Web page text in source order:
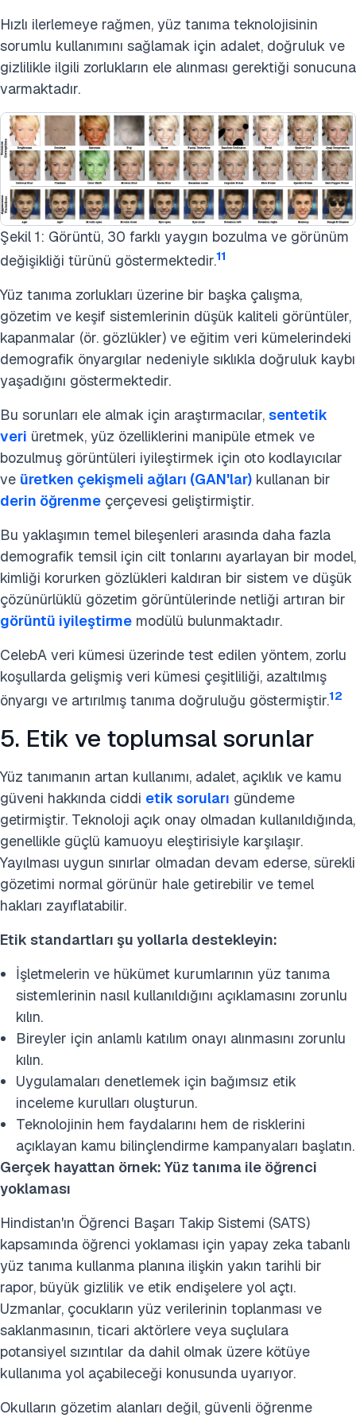
Hızlı ilerlemeye rağmen, yüz tanıma teknolojisinin
sorumlu kullanımını sağlamak için adalet, doğruluk ve
gizlilikle ilgili zorlukların ele alınması gerektiği sonucuna
varmaktadır.
Şekil 1: Görüntü, 30 farklı yaygın bozulma ve görünüm
değişikliği türünü göstermektedir.11
Yüz tanıma zorlukları üzerine bir başka çalışma,
gözetim ve keşif sistemlerinin düşük kaliteli görüntüler,
kapanmalar (ör. gözlükler) ve eğitim veri kümelerindeki
demografik önyargılar nedeniyle sıklıkla doğruluk kaybı
yaşadığını göstermektedir.
Bu sorunları ele almak için araştırmacılar, sentetik
veri üretmek, yüz özelliklerini manipüle etmek ve
bozulmuş görüntüleri iyileştirmek için oto kodlayıcılar
ve üretken çekişmeli ağları (GAN'lar) kullanan bir
derin öğrenme çerçevesi geliştirmiştir.
Bu yaklaşımın temel bileşenleri arasında daha fazla
demografik temsil için cilt tonlarını ayarlayan bir model,
kimliği korurken gözlükleri kaldıran bir sistem ve düşük
çözünürlüklü gözetim görüntülerinde netliği artıran bir
görüntü iyileştirme modülü bulunmaktadır.
CelebA veri kümesi üzerinde test edilen yöntem, zorlu
koşullarda gelişmiş veri kümesi çeşitliliği, azaltılmış
önyargı ve artırılmış tanıma doğruluğu göstermiştir.12
5. Etik ve toplumsal sorunlar
Yüz tanımanın artan kullanımı, adalet, açıklık ve kamu
güveni hakkında ciddi etik soruları gündeme
getirmiştir. Teknoloji açık onay olmadan kullanıldığında,
genellikle güçlü kamuoyu eleştirisiyle karşılaşır.
Yayılması uygun sınırlar olmadan devam ederse, sürekli
gözetimi normal görünür hale getirebilir ve temel
hakları zayıflatabilir.
Etik standartları şu yollarla destekleyin:
İşletmelerin ve hükümet kurumlarının yüz tanıma
sistemlerinin nasıl kullanıldığını açıklamasını zorunlu
kılın.
Bireyler için anlamlı katılım onayı alınmasını zorunlu
kılın.
Uygulamaları denetlemek için bağımsız etik
inceleme kurulları oluşturun.
Teknolojinin hem faydalarını hem de risklerini
açıklayan kamu bilinçlendirme kampanyaları başlatın.
Gerçek hayattan örnek: Yüz tanıma ile öğrenci
yoklaması
Hindistan'ın Öğrenci Başarı Takip Sistemi (SATS)
kapsamında öğrenci yoklaması için yapay zeka tabanlı
yüz tanıma kullanma planına ilişkin yakın tarihli bir
rapor, büyük gizlilik ve etik endişelere yol açtı.
Uzmanlar, çocukların yüz verilerinin toplanması ve
saklanmasının, ticari aktörlere veya suçlulara
potansiyel sızıntılar da dahil olmak üzere kötüye
kullanıma yol açabileceği konusunda uyarıyor.
Okulların gözetim alanları değil, güvenli öğrenme